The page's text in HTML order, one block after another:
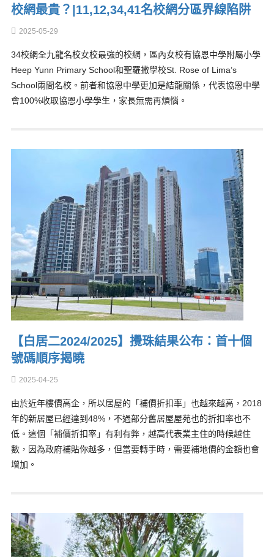
校網最貴？|11,12,34,41名校網分區界線陷阱
2025-05-29
34校網全九龍名校女校最強的校網，區內女校有協恩中學附屬小學
Heep Yunn Primary School和聖羅撒學校St. Rose of Lima’s
School兩間名校。前者和協恩中學更加是結龍關係，代表協恩中學
會100%收取協恩小學學生，家長無需再煩惱。
【白居二2024/2025】攪珠結果公布：首十個
號碼順序揭曉
2025-04-25
由於近年樓價高企，所以居屋的「補價折扣率」也越來越高，2018
年的新居屋已經達到48%，不過部分舊居屋屋苑也的折扣率也不
低。這個「補價折扣率」有利有弊，越高代表業主住的時候越住
數，因為政府補貼你越多，但當要轉手時，需要補地價的金額也會
增加。